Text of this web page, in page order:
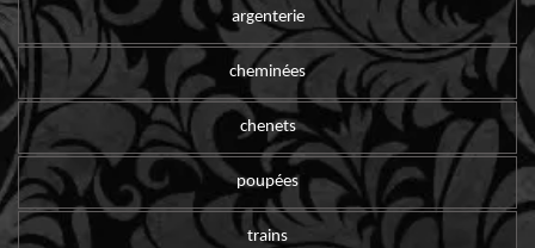
argenterie
cheminées
chenets
poupées
trains